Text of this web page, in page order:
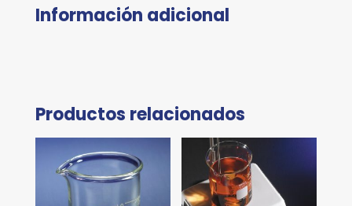
Información adicional
Productos relacionados